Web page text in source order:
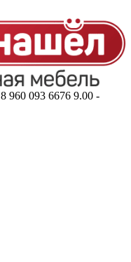
8 960 093 6676 9.00 -